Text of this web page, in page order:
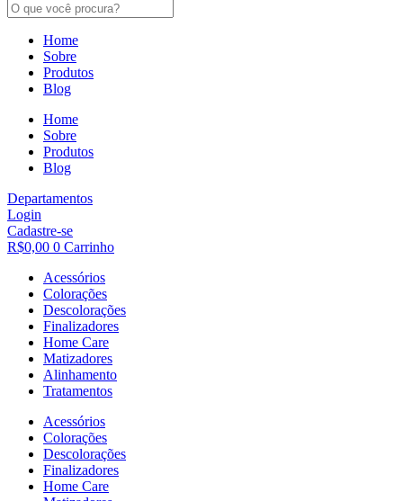
Home
Sobre
Produtos
Blog
Home
Sobre
Produtos
Blog
Departamentos
Login
Cadastre-se
R$0,00 0 Carrinho
Acessórios
Colorações
Descolorações
Finalizadores
Home Care
Matizadores
Alinhamento
Tratamentos
Acessórios
Colorações
Descolorações
Finalizadores
Home Care